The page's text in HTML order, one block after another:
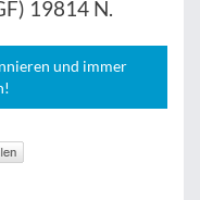
19814 N.
und immer